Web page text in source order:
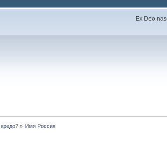
Ex Deo
кредо?» Имя Россия